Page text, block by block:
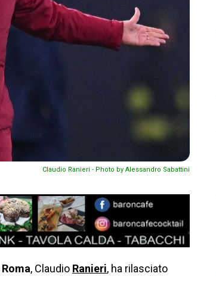
Claudio Ranieri - Photo by Alessandro Sabattini
Roma, Claudio Ranieri, ha rilasciato